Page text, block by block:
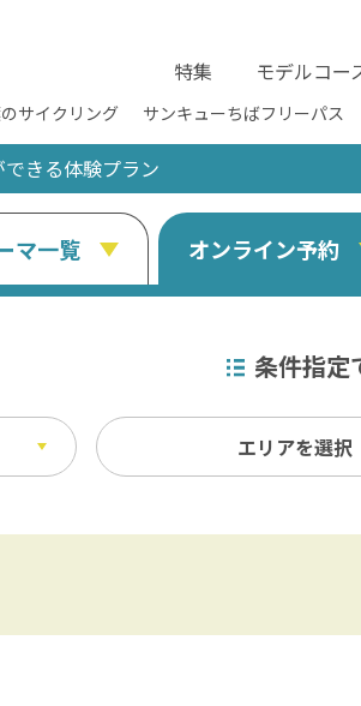
特集 モデルコー
サイクリング サンキューちばフリーパス
きる体験プラン
マ一覧 オンライン予約
条件指定
エリアを選択
レジャー・体験 ク